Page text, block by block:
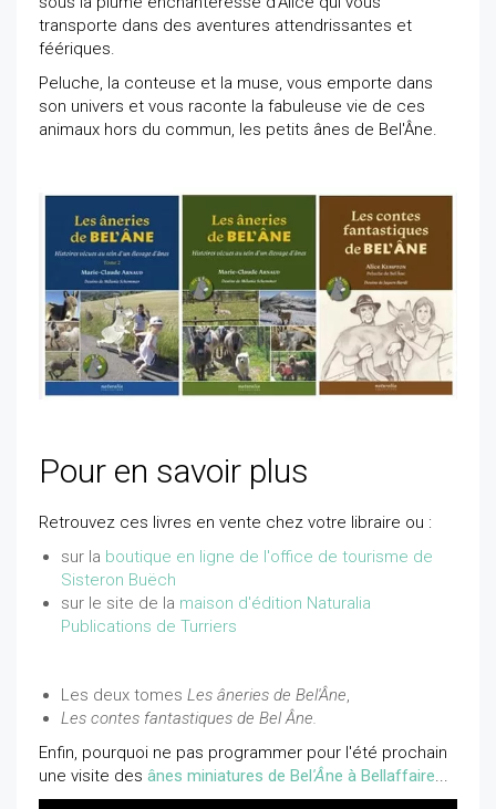
transporte dans des aventures attendrissantes et
féériques.
Peluche, la conteuse et la muse, vous emporte dans
son univers et vous raconte la fabuleuse vie de ces
animaux hors du commun, les petits ânes de Bel'Âne.
Pour en savoir plus
Retrouvez ces livres en vente chez votre libraire ou :
sur la boutique en ligne de l'office de tourisme de
Sisteron Buëch
sur le site de la maison d'édition Naturalia
Publications de Turriers
Les deux tomes Les âneries de Bel'Âne,
Les contes fantastiques de Bel Âne.
Enfin, pourquoi ne pas programmer pour l'été prochain
une visite des ânes miniatures de Bel'Âne à Bellaffaire...